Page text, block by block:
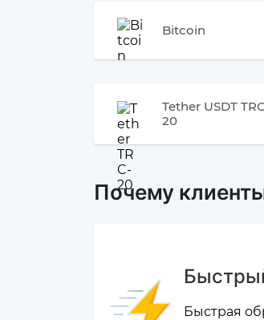
Bitcoin
Tether USDT
20
Почему
Быстрая